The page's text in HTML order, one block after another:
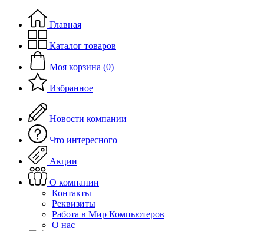
Главная
Каталог товаров
Моя корзина (0)
Избранное
Новости компании
Что интересного
Акции
О компании
Контакты
Реквизиты
Работа в Мир Компьютеров
О нас